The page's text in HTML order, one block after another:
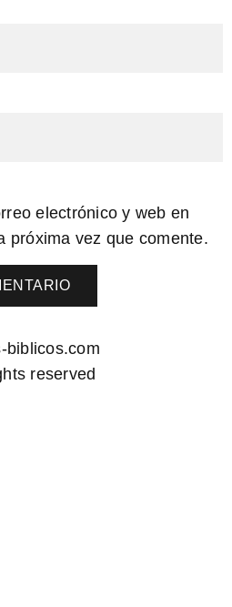
electrónico y web en
próxima vez que comente.
biblicos.com
reserved